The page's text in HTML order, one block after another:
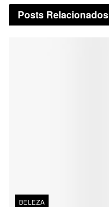
Posts Relacionados
BELEZA